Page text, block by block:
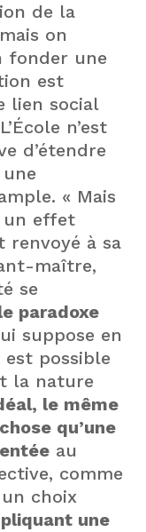
de la
on
fonder une
est
lien social
n’est
d’étendre
« Mais
un effet
renvoyé à sa
maître,
se
paradoxe
suppose en
possible
la nature
le même
qu’une
au
comme
choix
une